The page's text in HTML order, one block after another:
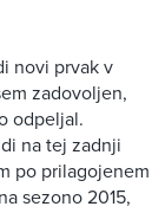
novi prvak v
zadovoljen,
odpeljal.
na tej zadnji
po prilagojenem
sezono 2015,